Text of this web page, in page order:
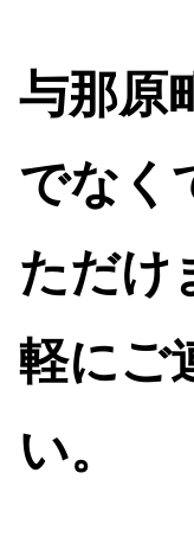
与那原
でなく
ただけ
軽にご
い。